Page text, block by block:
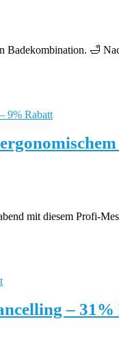
Badekombination. 🛁
mit diesem Profi-
– 31%